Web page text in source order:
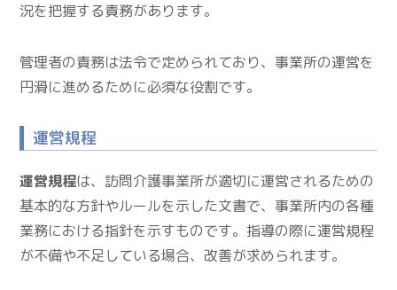
況を把握する責務があります。
管理者の責務は法令で定められており、事業所の運営を
円滑に進めるために必須な役割です。
運営規程
運営規程は、訪問介護事業所が適切に運営されるための
基本的な方針やルールを示した文書で、事業所内の各種
業務における指針を示すものです。指導の際に運営規程
が不備や不足している場合、改善が求められます。